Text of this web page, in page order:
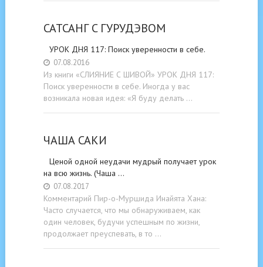
САТСАНГ C ГУРУДЭВОМ
УРОК ДНЯ 117: Поиск уверенности в себе.
07.08.2016
Из книги «СЛИЯНИЕ С ШИВОЙ» УРОК ДНЯ 117:
Поиск уверенности в себе. Иногда у вас
возникала новая идея: «Я буду делать …
ЧАША САКИ
Ценой одной неудачи мудрый получает урок
на всю жизнь. (Чаша …
07.08.2017
Комментарий Пир-о-Муршида Инайята Хана:
Часто случается, что мы обнаруживаем, как
один человек, будучи успешным по жизни,
продолжает преуспевать, в то …